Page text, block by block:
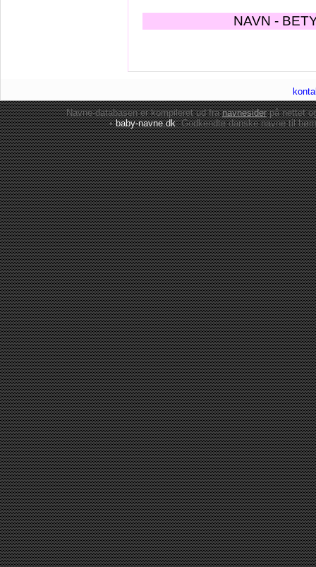
NAVN -
Navne-databasen er kompileret ud franavnesiderpå nettet
•baby-navne.dk: Godkendte danskenavne til børn